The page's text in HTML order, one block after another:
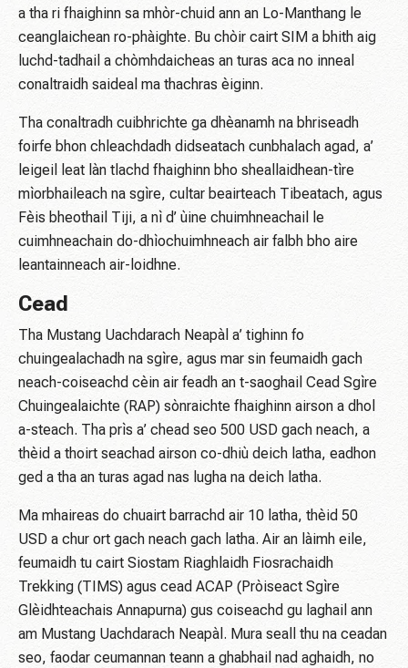
a tha ri fhaighinn sa mhòr-chuid ann an Lo-Manthang le
ceanglaichean ro-phàighte. Bu chòir cairt SIM a bhith aig
luchd-tadhail a chòmhdaicheas an turas aca no inneal
conaltraidh saideal ma thachras èiginn.
Tha conaltradh cuibhrichte ga dhèanamh na bhriseadh
foirfe bhon chleachdadh didseatach cunbhalach agad, a’
leigeil leat làn tlachd fhaighinn bho sheallaidhean-tìre
mìorbhaileach na sgìre, cultar beairteach Tibeatach, agus
Fèis bheothail Tiji, a nì d’ ùine chuimhneachail le
cuimhneachain do-dhìochuimhneach air falbh bho aire
leantainneach air-loidhne.
Cead
Tha Mustang Uachdarach Neapàl a’ tighinn fo
chuingealachadh na sgìre, agus mar sin feumaidh gach
neach-coiseachd cèin air feadh an t-saoghail Cead Sgìre
Chuingealaichte (RAP) sònraichte fhaighinn airson a dhol
a-steach. Tha prìs a’ chead seo 500 USD gach neach, a
thèid a thoirt seachad airson co-dhiù deich latha, eadhon
ged a tha an turas agad nas lugha na deich latha.
Ma mhaireas do chuairt barrachd air 10 latha, thèid 50
USD a chur ort gach neach gach latha. Air an làimh eile,
feumaidh tu cairt Siostam Riaghlaidh Fiosrachaidh
Trekking (TIMS) agus cead ACAP (Pròiseact Sgìre
Glèidhteachais Annapurna) gus coiseachd gu laghail ann
am Mustang Uachdarach Neapàl. Mura seall thu na ceadan
seo, faodar ceumannan teann a ghabhail nad aghaidh, no